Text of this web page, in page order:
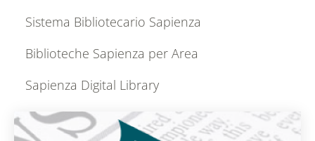
Sistema Bibliotecario Sapienza
Biblioteche Sapienza per Area
Sapienza Digital Library